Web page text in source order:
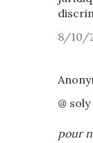
8/10/
@ soly
pour